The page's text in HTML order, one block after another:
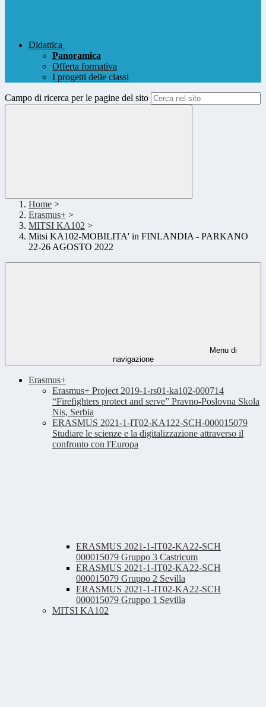
Didattica
Panoramica
Offerta formativa
I progetti delle classi
Campo di ricerca per le pagine del sito
Home >
Erasmus+ >
MITSI KA102 >
Mitsi KA102-MOBILITA' in FINLANDIA - PARKANO
22-26 AGOSTO 2022
Menu di
navigazione
Erasmus+
Erasmus+ Project 2019-1-rs01-ka102-000714
“Firefighters protect and serve” Pravno-Poslovna Skola
Nis, Serbia
ERASMUS 2021-1-IT02-KA122-SCH-000015079
Studiare le scienze e la digitalizzazione attraverso il
confronto con l'Europa
ERASMUS 2021-1-IT02-KA22-SCH
000015079 Gruppo 3 Castricum
ERASMUS 2021-1-IT02-KA22-SCH
000015079 Gruppo 2 Sevilla
ERASMUS 2021-1-IT02-KA22-SCH
000015079 Gruppo 1 Sevilla
MITSI KA102